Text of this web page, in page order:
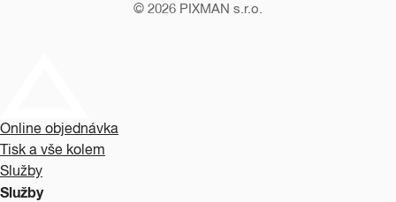
© 2026 PIXMAN s.r.o.
Online objednávka
Tisk a vše kolem
Služby
Služby